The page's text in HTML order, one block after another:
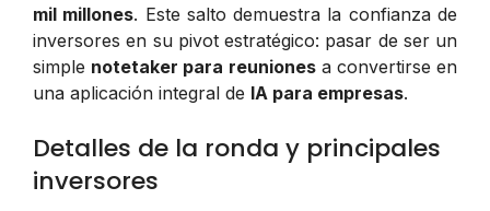
mil millones. Este salto demuestra la confianza de
inversores en su pivot estratégico: pasar de ser un
simple notetaker para reunionesa convertirse en
una aplicación integral de IA para empresas.
Detalles de la ronda y principales
inversores